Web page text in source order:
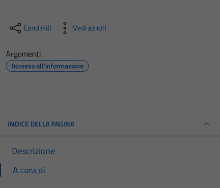
Condividi Vedi azioni
Argomenti
Accesso all'informazione
INDICE DELLA PAGINA
Descrizione
A cura di